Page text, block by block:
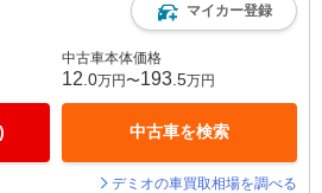
マイカー登録
中古車本体価格
12 .0万円〜193 .5万円
中古車を検索
デミオの車買取相場を調べる